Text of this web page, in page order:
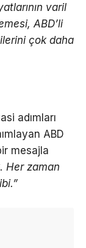
varil
ABD’li
çok daha
adımları
ABD
mesajla
Her zaman